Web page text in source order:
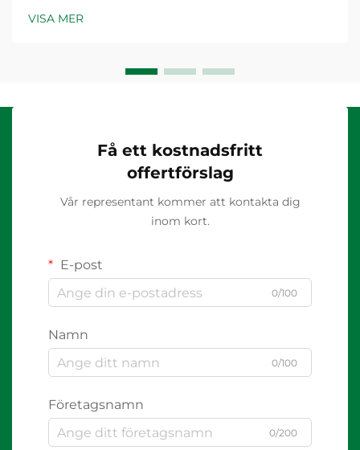
VISA MER
Få ett kostnadsfritt
offertförslag
Vår representant kommer att kontakta dig
inom kort.
E-post
0/100
Namn
0/100
Företagsnamn
0/200